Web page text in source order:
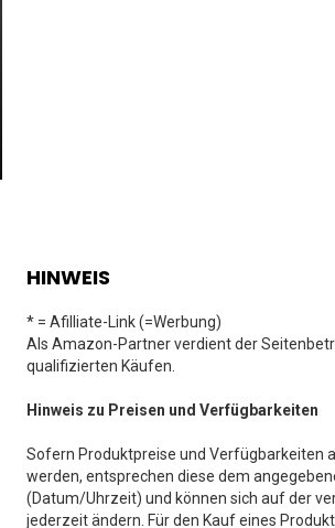
HINWEIS
* = Afilliate-Link (=Werbung)
Als Amazon-Partner verdient der
qualifizierten Käufen.
Hinweis zu Preisen und Verfügbarkeiten
Sofern Produktpreise und Verfügbarkeiten
werden, entsprechen diese dem
(Datum/Uhrzeit) und können sich auf der
jederzeit ändern. Für den Kauf eines